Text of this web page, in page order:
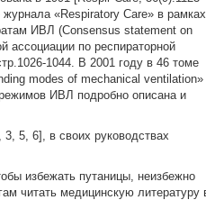
«Respiratory Care» в рамках
ИВЛ (Consensus statement on
ассоциации по респираторной
1044. В 2001 году в 46 томе
modes of mechanical ventilation»
ИВЛ подробно описана и
5, 6], в своих руководствах
избежать путаницы, неизбежно
читать медицинскую литературу